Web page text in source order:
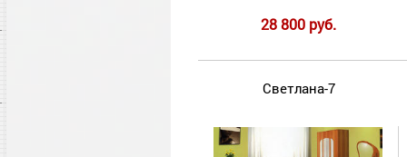
28 800 руб.
Светлана-7